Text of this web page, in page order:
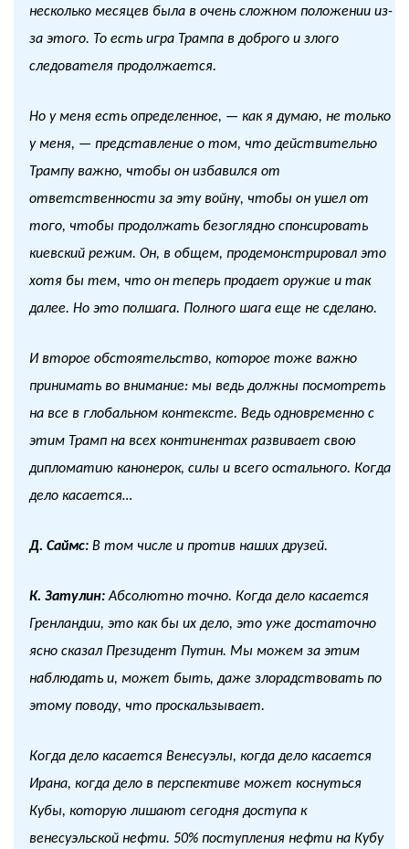
несколько месяцев была в очень сложном положении из-
за этого. То есть игра Трампа в доброго и злого
следователя продолжается.
Но у меня есть определенное, — как я думаю, не только
у меня, — представление о том, что действительно
Трампу важно, чтобы он избавился от
ответственности за эту войну, чтобы он ушел от
того, чтобы продолжать безоглядно спонсировать
киевский режим. Он, в общем, продемонстрировал это
хотя бы тем, что он теперь продает оружие и так
далее. Но это полшага. Полного шага еще не сделано.
И второе обстоятельство, которое тоже важно
принимать во внимание: мы ведь должны посмотреть
на все в глобальном контексте. Ведь одновременно с
этим Трамп на всех континентах развивает свою
дипломатию канонерок, силы и всего остального. Когда
дело касается…
Д. Саймс:В том числе и против наших друзей.
К. Затулин:Абсолютно точно. Когда дело касается
Гренландии, это как бы их дело, это уже достаточно
ясно сказал Президент Путин. Мы можем за этим
наблюдать и, может быть, даже злорадствовать по
этому поводу, что проскальзывает.
Когда дело касается Венесуэлы, когда дело касается
Ирана, когда дело в перспективе может коснуться
Кубы, которую лишают сегодня доступа к
венесуэльской нефти. 50% поступления нефти на Кубу